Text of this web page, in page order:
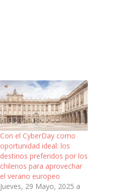
Con el CyberDay como
oportunidad ideal: los
destinos preferidos por los
chilenos para aprovechar
el verano europeo
Jueves, 29 Mayo, 2025 a